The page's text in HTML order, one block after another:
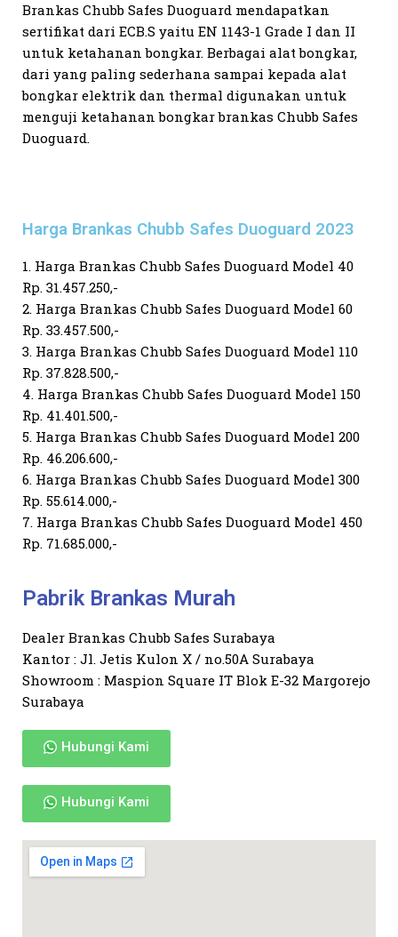
Brankas Chubb Safes Duoguard mendapatkan
sertifikat dari ECB.S yaitu EN 1143-1 Grade I dan II
untuk ketahanan bongkar. Berbagai alat bongkar,
dari yang paling sederhana sampai kepada alat
bongkar elektrik dan thermal digunakan untuk
menguji ketahanan bongkar brankas Chubb Safes
Duoguard.
Harga Brankas Chubb Safes Duoguard 2023
1. Harga Brankas Chubb Safes Duoguard Model 40
Rp. 31.457.250,-
2. Harga Brankas Chubb Safes Duoguard Model 60
Rp. 33.457.500,-
3. Harga Brankas Chubb Safes Duoguard Model 110
Rp. 37.828.500,-
4. Harga Brankas Chubb Safes Duoguard Model 150
Rp. 41.401.500,-
5. Harga Brankas Chubb Safes Duoguard Model 200
Rp. 46.206.600,-
6. Harga Brankas Chubb Safes Duoguard Model 300
Rp. 55.614.000,-
7. Harga Brankas Chubb Safes Duoguard Model 450
Rp. 71.685.000,-
Pabrik Brankas Murah
Dealer Brankas Chubb Safes Surabaya
Kantor : Jl. Jetis Kulon X / no.50A Surabaya
Showroom : Maspion Square IT Blok E-32 Margorejo
Surabaya
Hubungi Kami
Hubungi Kami